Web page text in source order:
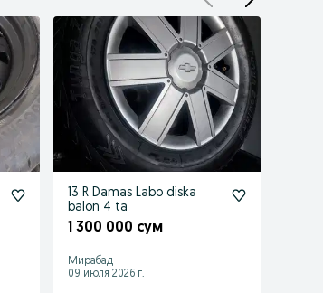
13 R Damas Labo diska
balon 4 ta
1 300 000 сум
Мирабад
09 июля 2026 г.